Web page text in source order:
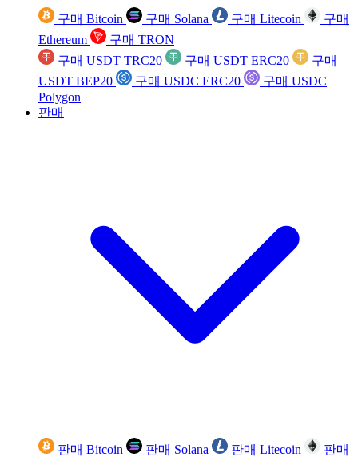
구매 Bitcoin 구매 Solana 구매 Litecoin
구매
Ethereum
구매 TRON
구매 USDT TRC20
구매 USDT ERC20
구매
USDT BEP20
구매 USDC ERC20
구매 USDC
Polygon
판매
판매 Bitcoin 판매 Solana 판매 Litecoin
판매